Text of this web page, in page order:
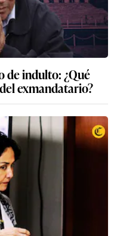
de indulto: ¿Qué
a favor del exmandatario?